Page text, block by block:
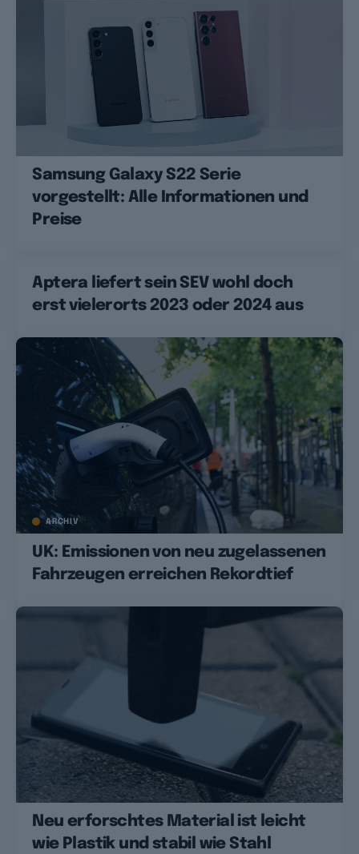
Samsung Galaxy S22 Serie
vorgestellt: Alle Informationen und
Preise
Aptera liefert sein SEV wohl doch
erst vielerorts 2023 oder 2024 aus
ARCHIV
UK: Emissionen von neu zugelassenen
Fahrzeugen erreichen Rekordtief
Neu erforschtes Material ist leicht
wie Plastik und stabil wie Stahl